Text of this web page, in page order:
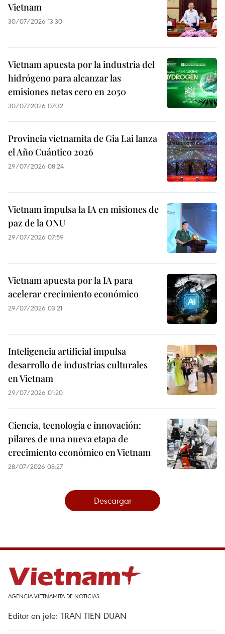
Vietnam
30/07/2026 13:30
Vietnam apuesta por la industria del
hidrógeno para alcanzar las
emisiones netas cero en 2050
30/07/2026 07:32
Provincia vietnamita de Gia Lai lanza
el Año Cuántico 2026
29/07/2026 08:24
Vietnam impulsa la IA en misiones de
paz de la ONU
29/07/2026 07:59
Vietnam apuesta por la IA para
acelerar crecimiento económico
29/07/2026 03:21
Inteligencia artificial impulsa
desarrollo de industrias culturales
en Vietnam
29/07/2026 01:20
Ciencia, tecnología e innovación:
pilares de una nueva etapa de
crecimiento económico en Vietnam
28/07/2026 08:27
Descargar
AGENCIA VIETNAMITA DE NOTICIAS
Editor en jefe: TRAN TIEN DUAN